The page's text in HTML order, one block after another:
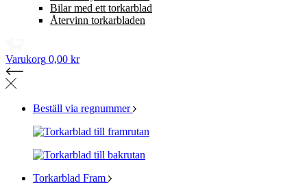
Bilar med ett torkarblad
Återvinn torkarbladen
Varukorg 0,00 kr
Beställ via regnummer
Torkarblad Fram